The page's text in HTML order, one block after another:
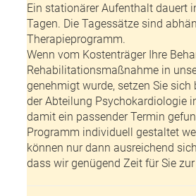
Ein stationärer Aufenthalt dauert
Tagen. Die Tagessätze sind
Therapieprogramm.
Wenn vom Kostenträger Ihre
Rehabilitationsmaßnahme in
genehmigt wurde, setzen Sie
der Abteilung Psychokardiologie
damit ein passender Termin
Programm individuell gestaltet
können nur dann ausreichend
dass wir genügend Zeit für Sie